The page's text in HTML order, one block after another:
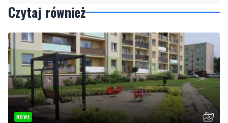
Czytaj również
NOWE